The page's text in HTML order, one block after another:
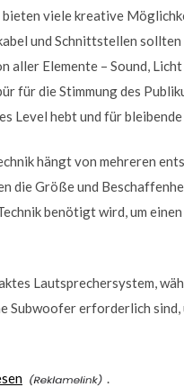
viele kreative
und Schnittstellen
aller Elemente – Sound,
für die Stimmung des
Level hebt und für
hängt von mehreren
die Größe und
benötigt wird, um
Lautsprechersystem,
erforderlich sind,
.